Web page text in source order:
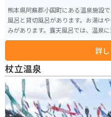
熊本県阿蘇郡小国町にある温泉施設
風呂と貸切風呂があります。お湯は
みがあります。露天風呂では、温泉
ことができ、最高です。 洗い場は少なく、アメニティなどもありません。シ
ャワーの水量も弱めなので、がっつ
ん。しかし、温泉にゆっくり浸かり
の場所です。
詳
杖立温泉